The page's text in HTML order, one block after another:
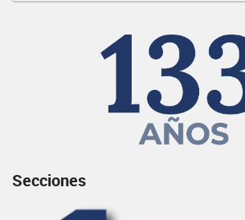
Secciones